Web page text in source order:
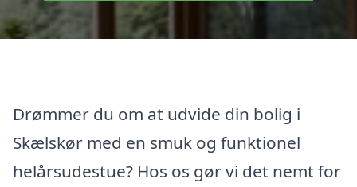
Drømmer du om at udvide din bolig i
Skælskør med en smuk og funktionel
helårsudestue? Hos os gør vi det nemt for